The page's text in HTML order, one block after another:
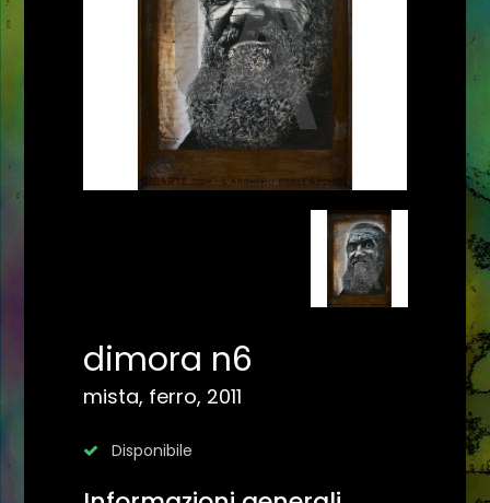
dimora n6
mista, ferro, 2011
Disponibile